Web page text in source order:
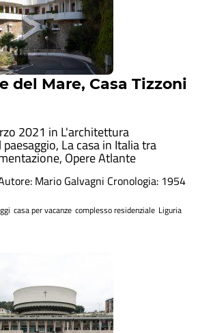
del Mare, Casa Tizzoni
2021 in L'architettura
, La casa in Italia tra
, Opere Atlante
Mario Galvagni Cronologia: 1954
casa per vacanze complesso residenziale Liguria